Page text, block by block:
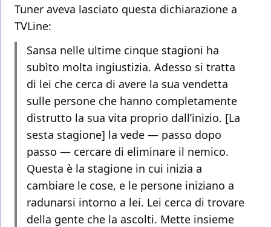
Tuner aveva lasciato questa dichiarazione a
TVLine:
Sansa nelle ultime cinque stagioni ha
subìto molta ingiustizia. Adesso si tratta
di lei che cerca di avere la sua vendetta
sulle persone che hanno completamente
distrutto la sua vita proprio dall’inizio. [La
sesta stagione] la vede — passo dopo
passo — cercare di eliminare il nemico.
Questa è la stagione in cui inizia a
cambiare le cose, e le persone iniziano a
radunarsi intorno a lei. Lei cerca di trovare
della gente che la ascolti. Mette insieme